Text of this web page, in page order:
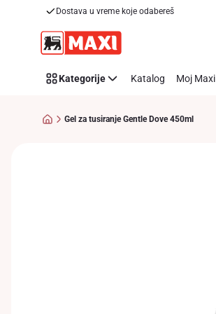
Dostava u vreme koje odabereš
Kategorije Katalog Moj Maxi
Gel za tusiranje Gentle Dove 450ml